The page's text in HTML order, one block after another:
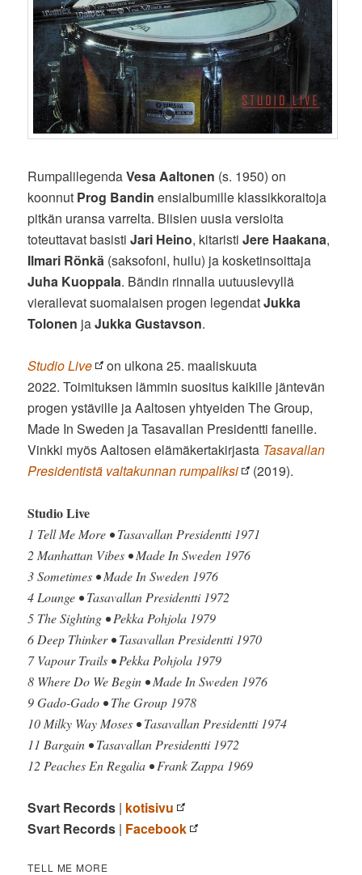
RumpalilegendaVesa Aaltonen (s. 1950) on
koonnut Prog Bandin ensialbumille klassikkoraitoja
pitkän uransa varrelta. Biisien uusia versioita
toteuttavat basistiJari Heino, kitaristiJere Haakana,
Ilmari Rönkä (saksofoni, huilu) ja kosketinsoittaja
Juha Kuoppala. Bändin rinnalla uutuuslevyllä
vierailevat suomalaisen progen legendatJukka
Tolonen jaJukka Gustavson.
Studio Live
on ulkona 25. maaliskuuta
2022. Toimituksen lämmin suositus kaikille jäntevän
progen ystäville ja Aaltosen yhtyeiden The Group,
Made In Sweden ja Tasavallan Presidentti faneille.
Vinkki myös Aaltosen elämäkertakirjasta Tasavallan
Presidentistä valtakunnan rumpaliksi
(2019).
Studio Live
1 Tell Me More • Tasavallan Presidentti 1971
2 Manhattan Vibes • Made In Sweden 1976
3 Sometimes • Made In Sweden 1976
4 Lounge • Tasavallan Presidentti 1972
5 The Sighting • Pekka Pohjola 1979
6 Deep Thinker • Tasavallan Presidentti 1970
7 Vapour Trails • Pekka Pohjola 1979
8 Where Do We Begin • Made In Sweden 1976
9 Gado-Gado • The Group 1978
10 Milky Way Moses • Tasavallan Presidentti 1974
11 Bargain • Tasavallan Presidentti 1972
12 Peaches En Regalia • Frank Zappa 1969
Svart Records | kotisivu
Svart Records | Facebook
TELL ME MORE